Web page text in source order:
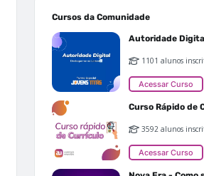
Cursos da Comunidade
1101 alunos
Acessar Curso
Curso Rápido de
3592 alunos
Acessar Curso